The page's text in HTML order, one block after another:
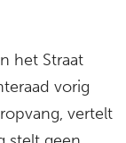
het Straat
vorig
vertelt